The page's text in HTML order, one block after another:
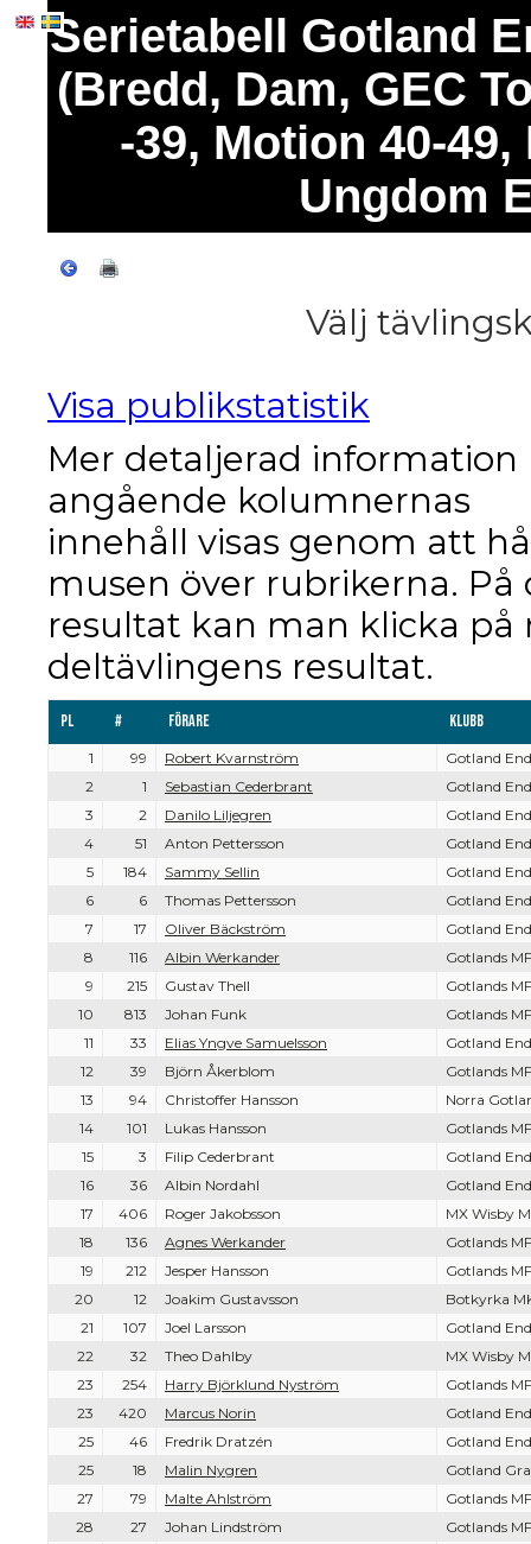
Serietabell Gotland
(Bredd, Dam, GEC
-39, Motion 40-
Ungdom
Välj
Visa publikstatistik
Mer detaljerad information
angående kolumnernas
innehåll visas genom att
musen över rubrikerna.
resultat kan man klicka
deltävlingens resultat.
Pl # Förare Klubb
1 99 Robert Kvarnström
Gotland
2
1 Sebastian Cederbrant
Gotland
3
2 Danilo Liljegren
Gotland
4
51 Anton Pettersson
Gotland
5
184 Sammy Sellin
Gotland
6
6 Thomas Pettersson
Gotland
7
17 Oliver Bäckström
Gotland
8
116 Albin Werkander
Gotlands
9
215 Gustav Thell
Gotlands
10
813 Johan Funk
Gotlands
11
33 Elias Yngve Samuelsson
Gotland
12
39 Björn Åkerblom
Gotlands
13
94 Christoffer Hansson
Norra
14
101 Lukas Hansson
Gotlands
15
3 Filip Cederbrant
Gotland
16
36 Albin Nordahl
Gotland
17
406 Roger Jakobsson
MX Wisby
18
136 Agnes Werkander
Gotlands
19
212 Jesper Hansson
Gotlands
20
12 Joakim Gustavsson
Botkyrka
21
107 Joel Larsson
Gotland
22
32 Theo Dahlby
MX Wisby
23
254 Harry Björklund Nyström
Gotlands
23
420 Marcus Norin
Gotland
25
46 Fredrik Dratzén
Gotland
25
18 Malin Nygren
Gotland
27
79 Malte Ahlström
Gotlands
28
27 Johan Lindström
Gotlands